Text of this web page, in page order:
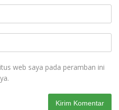
web saya pada peramban ini